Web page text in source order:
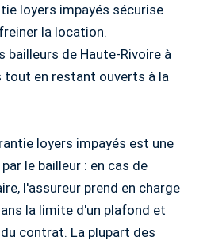
loyers impayés sécurise
la location.
bailleurs de Haute-Rivoire à
tout en restant ouverts à la
loyers impayés est une
le bailleur : en cas de
l'assureur prend en charge
la limite d'un plafond et
contrat. La plupart des